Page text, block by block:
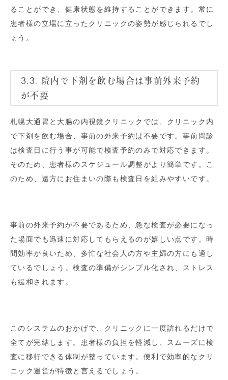
ることができ、健康状態を維持することができます。常に
患者様の立場に立ったクリニックの姿勢が感じられるでし
ょう。
3.3. 院内で下剤を飲む場合は事前外来予約
が不要
札幌大通胃と大腸の内視鏡クリニックでは、クリニック内
で下剤を飲む場合、事前の外来予約は不要です。事前問診
は検査日に行う事が可能で検査予約のみで対応できます。
そのため、患者様のスケジュール調整がより簡単です。こ
のため、遠方にお住まいの際も検査日を組みやすいです。
事前の外来予約が不要であるため、急な検査が必要になっ
た場面でも迅速に対応してもらえるのが嬉しい点です。時
間効率が良いため、多忙な社会人の方や主婦の方にも適し
ているでしょう。検査の準備がシンプル化され、ストレス
も緩和されます。
このシステムのおかげで、クリニックに一度訪れるだけで
全てが完結します。患者様の負担を軽減し、スムーズに検
査に移行できる体制が整っています。便利で効率的なクリ
ニック運営が特徴と言えるでしょう。